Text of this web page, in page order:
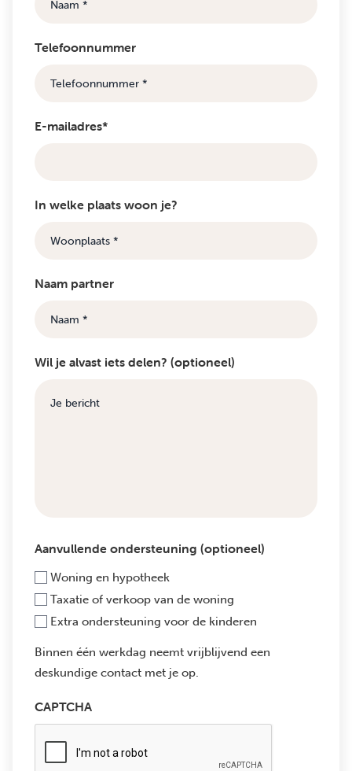
Telefoonnummer
E-mailadres*
In welke plaats woon je?
Naam partner
Wil je alvast iets delen? (optioneel)
Aanvullende ondersteuning (optioneel)
Woning en hypotheek
Taxatie of verkoop van de woning
Extra ondersteuning voor de kinderen
Binnen één werkdag neemt vrijblijvend een
deskundige contact met je op.
CAPTCHA